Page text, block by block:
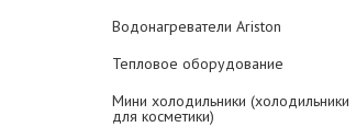
Водонагреватели Ariston
Тепловое оборудование
Мини холодильники (холодильники
для косметики)